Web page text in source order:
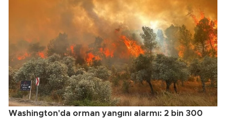
Washington'da orman yangını alarmı: 2 bin 300